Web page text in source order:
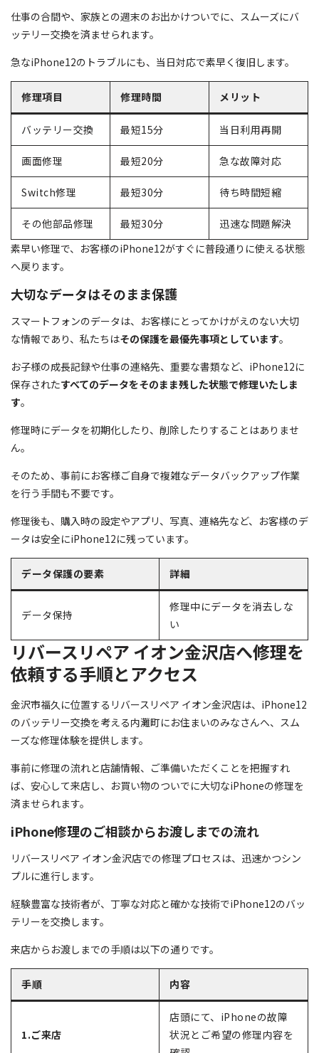
仕事の合間や、家族との週末のお出かけついでに、スムーズにバ
ッテリー交換を済ませられます。
急なiPhone12のトラブルにも、当日対応で素早く復旧します。
修理項目 修理時間 メリット
バッテリー交換 最短15分 当日利用再開
画面修理 最短20分 急な故障対応
Switch修理 最短30分 待ち時間短縮
その他部品修理 最短30分
迅速な問題解決
素早い修理で、お客様のiPhone12がすぐに普段通りに使える状態
へ戻ります。
大切なデータはそのまま保護
スマートフォンのデータは、お客様にとってかけがえのない大切
な情報であり、私たちはその保護を最優先事項としています。
お子様の成長記録や仕事の連絡先、重要な書類など、iPhone12に
保存されたすべてのデータをそのまま残した状態で修理いたしま
す。
修理時にデータを初期化したり、削除したりすることはありませ
ん。
そのため、事前にお客様ご自身で複雑なデータバックアップ作業
を行う手間も不要です。
修理後も、購入時の設定やアプリ、写真、連絡先など、お客様のデ
ータは安全にiPhone12に残っています。
データ保護の要素 詳細
データ保持
修理中にデータを消去しな
い
リバースリペア イオン金沢店へ修理を
依頼する手順とアクセス
金沢市福久に位置するリバースリペア イオン金沢店は、iPhone12
のバッテリー交換を考える内灘町にお住まいのみなさんへ、スム
ーズな修理体験を提供します。
事前に修理の流れと店舗情報、ご準備いただくことを把握すれ
ば、安心して来店し、お買い物のついでに大切なiPhoneの修理を
済ませられます。
iPhone修理のご相談からお渡しまでの流れ
リバースリペア イオン金沢店での修理プロセスは、迅速かつシン
プルに進行します。
経験豊富な技術者が、丁寧な対応と確かな技術でiPhone12のバッ
テリーを交換します。
来店からお渡しまでの手順は以下の通りです。
手順 内容
1.ご来店
店頭にて、iPhoneの故障
状況とご希望の修理内容を